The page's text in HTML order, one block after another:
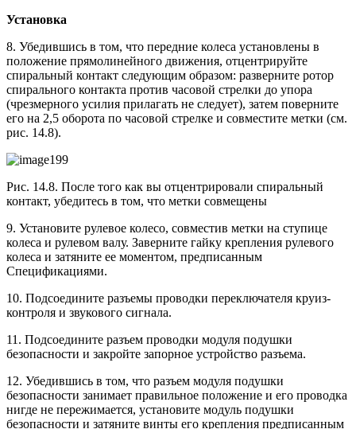
Установка
8. Убедившись в том, что передние колеса установлены в
положение прямолинейного движения, отцентрируйте
спиральный контакт следующим образом: разверните ротор
спирального контакта против часовой стрелки до упора
(чрезмерного усилия прилагать не следует), затем поверните
его на 2,5 оборота по часовой стрелке и совместите метки (см.
рис. 14.8).
Рис. 14.8. После того как вы отцентрировали спиральный
контакт, убедитесь в том, что метки совмещены
9. Установите рулевое колесо, совместив метки на ступице
колеса и рулевом валу. Заверните гайку крепления рулевого
колеса и затяните ее моментом, предписанным
Спецификациями.
10. Подсоедините разъемы проводки переключателя круиз-
контроля и звукового сигнала.
11. Подсоедините разъем проводки модуля подушки
безопасности и закройте запорное устройство разъема.
12. Убедившись в том, что разъем модуля подушки
безопасности занимает правильное положение и его проводка
нигде не пережимается, установите модуль подушки
безопасности и затяните винты его крепления предписанным